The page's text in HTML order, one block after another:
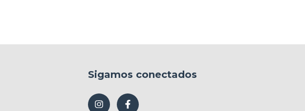
Sigamos conectados